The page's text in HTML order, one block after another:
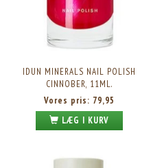
IDUN MINERALS NAIL POLISH
CINNOBER, 11ML.
Vores pris: 79,95
LÆG I KURV